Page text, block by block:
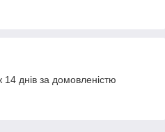
днів за домовленістю